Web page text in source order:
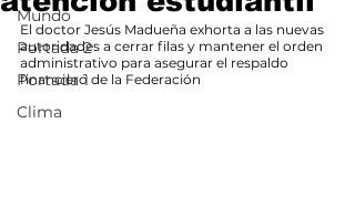
Mundo
Portada 2
Portada 1
Clima
El doctor Jesús Madueña exhorta a las nuevas
autoridades a cerrar filas y mantener el orden
administrativo para asegurar el respaldo
financiero de la Federación